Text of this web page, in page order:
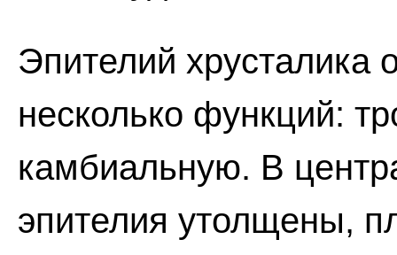
Эпителий
несколько функций:
камбиальную. В
эпителия утолщены,